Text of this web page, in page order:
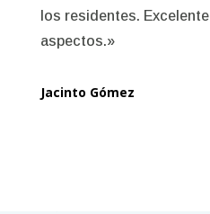
los residentes.
aspectos.»
Jacinto Gómez